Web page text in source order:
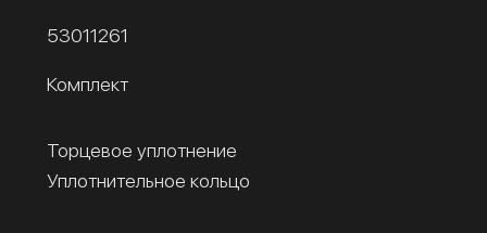
53011261
Комплект
Торцевое уплотнение
Уплотнительное кольцо